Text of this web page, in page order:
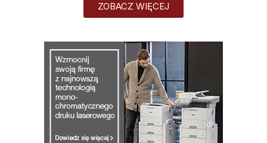
ZOBACZ WIĘCEJ